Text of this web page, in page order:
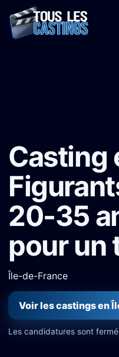
Casting
20-35
pour un
Île-de-France
Voir les castings en
Les candidatures sont